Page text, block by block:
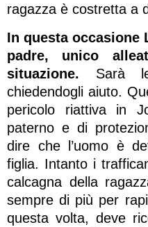
ragazza è costretta a
In questa occasione
padre, unico
situazione. Sarà
chiedendogli aiuto.
pericolo riattiva in
paterno e di
dire che l’uomo è
figlia. Intanto i
calcagna della
sempre di più per
questa volta, deve